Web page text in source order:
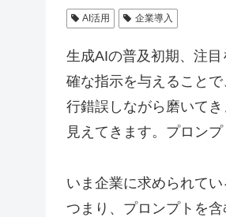
AI活用 企業導入
生成AIの普及初期、注
確な指示を与えること
行錯誤しながら磨いて
見えてきます。プロン
いま企業に求められて
つまり、プロンプトを